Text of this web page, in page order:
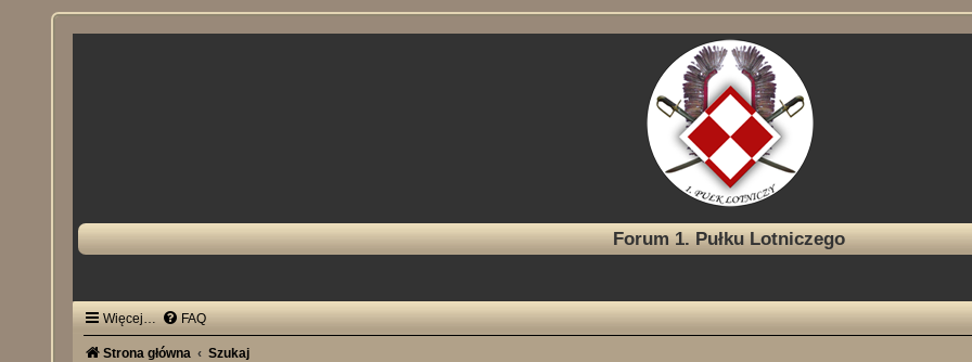
Forum 1. Pułku Lotniczego
Więcej… FAQ
Strona główna Szukaj